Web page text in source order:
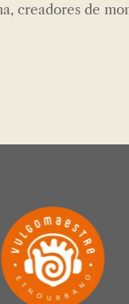
creadores de